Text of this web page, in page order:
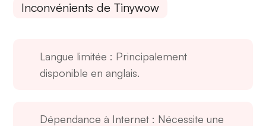
Inconvénients de Tinywow
Langue limitée : Principalement
disponible en anglais.
Dépendance à Internet : Nécessite une